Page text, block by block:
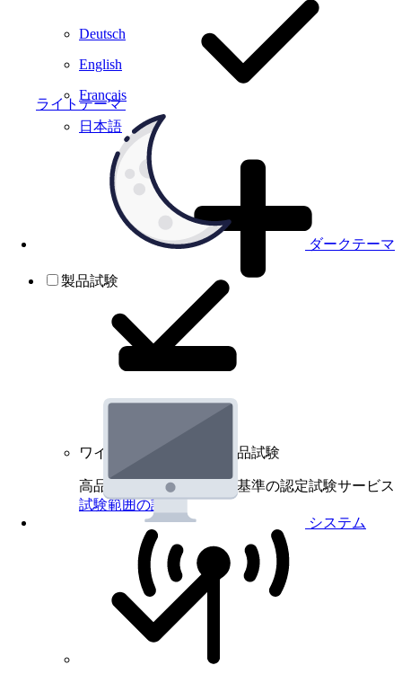
ライトテーマ
ダークテーマ
システム
Deutsch
English
Français
日本語
製品試験
ワイヤレスデバイスの製品試験
高品質規格に基づく国際基準の認定試験サービス
試験範囲の詳細